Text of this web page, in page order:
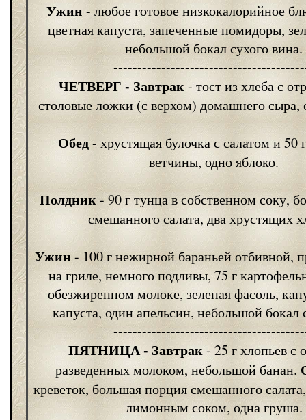
Ужин - любое готовое низкокалорийное
цветная капуста, запеченные помидоры,
небольшой бокал сухого вина.
ЧЕТВЕРГ - Завтрак- тост из хлеба с
столовые ложки (с верхом) домашнего
Обед- хрустящая булочка с салатом и 50
ветчины, одно яблоко.
Полдник- 90 г тунца в собственном соку,
смешанного салата, два хрустящих
Ужин- 100 г нежирной бараньей отбивной,
на гриле, немного подливы, 75 г
обезжиренном молоке, зеленая фасоль,
капуста, один апельсин, небольшой бокал
ПЯТНИЦА- Завтрак- 25 г хлопьев с
разведенных молоком, небольшой банан.
креветок, большая порция смешанного
лимонным соком, одна груша.